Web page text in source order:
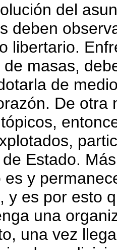
del
deben
libertario.
masas,
de
De otra
Estado.
es y
y es por esto
una
una vez